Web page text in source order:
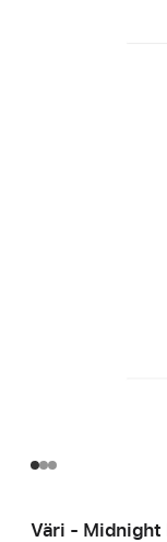
Väri - Midnight